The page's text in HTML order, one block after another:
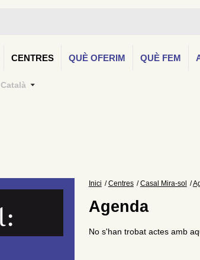
CENTRES QUÈ OFERIM QUÈ FEM
Català
Inici Centres Casal Mira-sol
Agenda
No s'han trobat actes amb